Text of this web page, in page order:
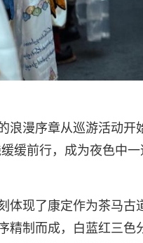
浪漫序章从巡游活动
缓前行，成为夜色中一
体现了康定作为茶马古
精制而成，白蓝红三